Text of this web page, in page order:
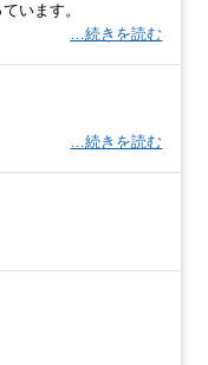
います。
…続きを読む
…続きを読む